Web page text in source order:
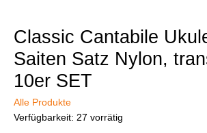
Classic Cantabile
Saiten Satz Nylon,
10er SET
Alle Produkte
Verfügbarkeit: 27 vorrätig